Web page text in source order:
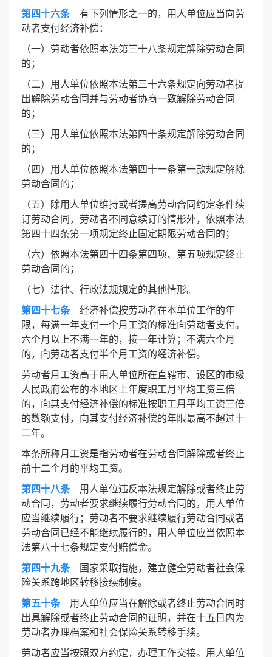
第四十六条有下列情形之一的，用人单位应当向劳
动者支付经济补偿：
（一）劳动者依照本法第三十八条规定解除劳动合同
的；
（二）用人单位依照本法第三十六条规定向劳动者提
出解除劳动合同并与劳动者协商一致解除劳动合同
的；
（三）用人单位依照本法第四十条规定解除劳动合同
的；
（四）用人单位依照本法第四十一条第一款规定解除
劳动合同的；
（五）除用人单位维持或者提高劳动合同约定条件续
订劳动合同，劳动者不同意续订的情形外，依照本法
第四十四条第一项规定终止固定期限劳动合同的；
（六）依照本法第四十四条第四项、第五项规定终止
劳动合同的；
（七）法律、行政法规规定的其他情形。
第四十七条经济补偿按劳动者在本单位工作的年
限，每满一年支付一个月工资的标准向劳动者支付。
六个月以上不满一年的，按一年计算；不满六个月
的，向劳动者支付半个月工资的经济补偿。
劳动者月工资高于用人单位所在直辖市、设区的市级
人民政府公布的本地区上年度职工月平均工资三倍
的，向其支付经济补偿的标准按职工月平均工资三倍
的数额支付，向其支付经济补偿的年限最高不超过十
二年。
本条所称月工资是指劳动者在劳动合同解除或者终止
前十二个月的平均工资。
第四十八条用人单位违反本法规定解除或者终止劳
动合同，劳动者要求继续履行劳动合同的，用人单位
应当继续履行；劳动者不要求继续履行劳动合同或者
劳动合同已经不能继续履行的，用人单位应当依照本
法第八十七条规定支付赔偿金。
第四十九条国家采取措施，建立健全劳动者社会保
险关系跨地区转移接续制度。
第五十条用人单位应当在解除或者终止劳动合同时
出具解除或者终止劳动合同的证明，并在十五日内为
劳动者办理档案和社会保险关系转移手续。
劳动者应当按照双方约定，办理工作交接。用人单位